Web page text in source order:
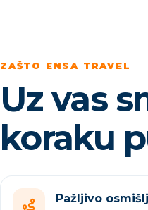
ZAŠTO ENSA TRAVEL
Uz vas
koraku
Pažljivo